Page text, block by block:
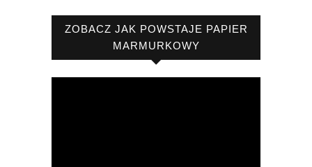
ZOBACZ JAK POWSTAJE PAPIER
MARMURKOWY